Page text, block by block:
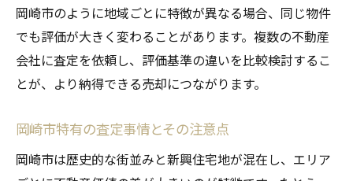
岡崎市のように地域ごとに特徴が異なる場合、同じ物件
でも評価が大きく変わることがあります。複数の不動産
会社に査定を依頼し、評価基準の違いを比較検討するこ
とが、より納得できる売却につながります。
岡崎市特有の査定事情とその注意点
岡崎市は歴史的な街並みと新興住宅地が混在し、エリア